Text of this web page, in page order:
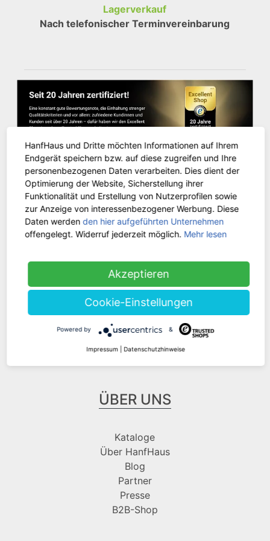
Lagerverkauf
Nach telefonischer Terminvereinbarung
KUNDENSERVICE
Kontakt
Zahlungsarten
Folge uns bei
ÜBER UNS
Kataloge
Über HanfHaus
Blog
Partner
Presse
B2B-Shop
HanfHaus und Dritte möchten Informationen auf Ihrem
Endgerät speichern bzw. auf diese zugreifen und Ihre
personenbezogenen Daten verarbeiten. Dies dient der
Optimierung der Website, Sicherstellung ihrer
Funktionalität und Erstellung von Nutzerprofilen sowie
zur Anzeige von interessenbezogener Werbung. Diese
Daten werdenden hier aufgeführten Unternehmen
offengelegt. Widerruf jederzeit möglich. Mehr lesen
Akzeptieren
Cookie-Einstellungen
Powered by &
Impressum Datenschutzhinweise